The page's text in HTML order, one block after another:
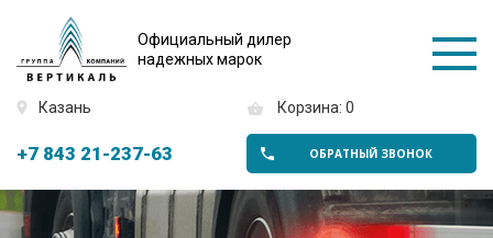
Официальный дилер
надежных марок
Казань Корзина: 0
+7 843 21-237-63 ОБРАТНЫЙ ЗВОНОК